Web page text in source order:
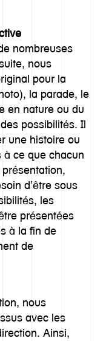
nombreuses
nous
pour la
la parade, le
en nature ou du
possibilités. Il
une histoire ou
à ce que chacun
d’être sous
les
présentées
à la fin de
de
nous
avec les
Ainsi,